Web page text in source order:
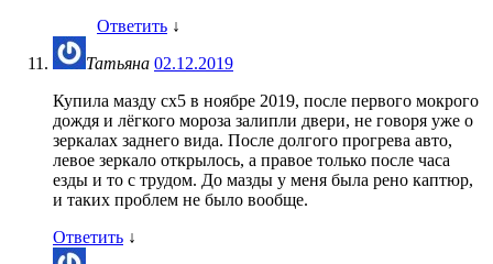
Ответить ↓
Татьяна 02.12.2019
Купила мазду сх5 в ноябре 2019, после первого мокрого
дождя и лёгкого мороза залипли двери, не говоря уже о
зеркалах заднего вида. После долгого прогрева авто,
левое зеркало открылось, а правое только после часа
езды и то с трудом. До мазды у меня была рено каптюр,
и таких проблем не было вообще.
Ответить ↓